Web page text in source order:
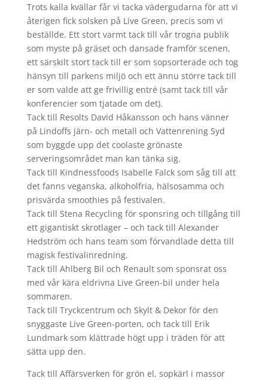
Trots kalla kvällar får vi tacka vädergudarna för att vi
återigen fick solsken på Live Green, precis som vi
beställde. Ett stort varmt tack till vår trogna publik
som myste på gräset och dansade framför scenen,
ett särskilt stort tack till er som sopsorterade och tog
hänsyn till parkens miljö och ett ännu större tack till
er som valde att ge frivillig entré (samt tack till vår
konferencier som tjatade om det).
Tack till Resolts David Håkansson och hans vänner
på Lindoffs järn- och metall och Vattenrening Syd
som byggde upp det coolaste grönaste
serveringsområdet man kan tänka sig.
Tack till Kindnessfoods Isabelle Falck som såg till att
det fanns veganska, alkoholfria, hälsosamma och
prisvärda smoothies på festivalen.
Tack till Stena Recycling för sponsring och tillgång till
ett gigantiskt skrotlager – och tack till Alexander
Hedström och hans team som förvandlade detta till
magisk festivalinredning.
Tack till Ahlberg Bil och Renault som sponsrat oss
med vår kära eldrivna Live Green-bil under hela
sommaren.
Tack till Tryckcentrum och Skylt & Dekor för den
snyggaste Live Green-porten, och tack till Erik
Lundmark som klättrade högt upp i träden för att
sätta upp den.
Tack till Affärsverken för grön el, sopkärl i massor